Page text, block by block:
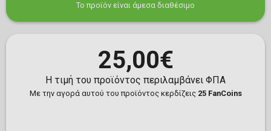
Το προϊόν είναι άμεσα διαθέσιμο
25,00€
Η τιμή του προϊόντος περιλαμβάνει ΦΠΑ
Με την αγορά αυτού του προϊόντος κερδίζεις 25 FanCoins